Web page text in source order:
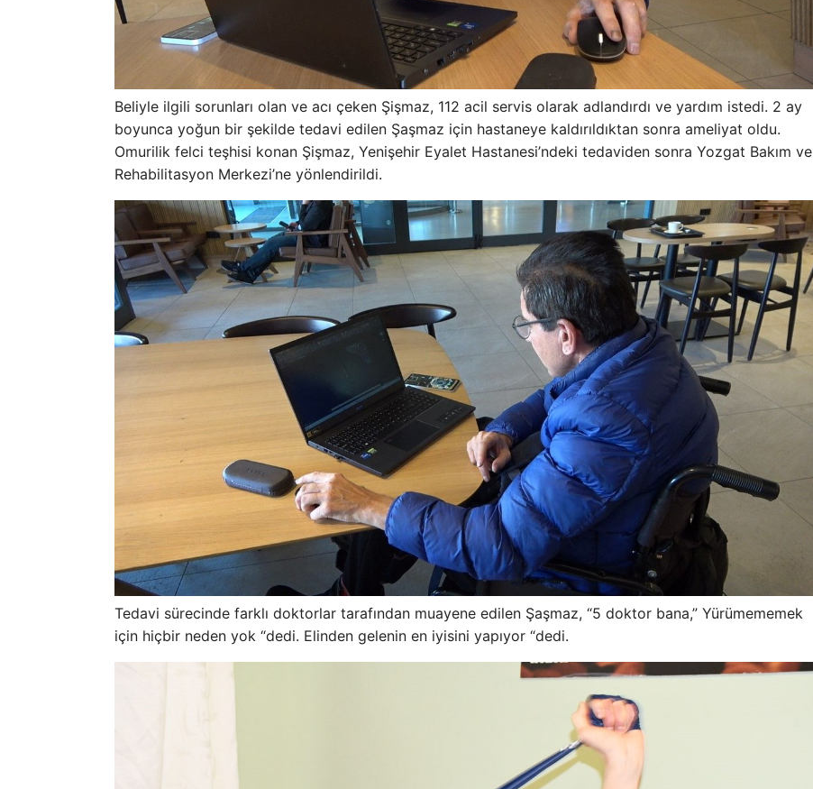
Beliyle ilgili sorunları olan ve acı çeken Şişmaz, 112 acil servis olarak adlandırdı ve yardım istedi. 2 ay
boyunca yoğun bir şekilde tedavi edilen Şaşmaz için hastaneye kaldırıldıktan sonra ameliyat oldu.
Omurilik felci teşhisi konan Şişmaz, Yenişehir Eyalet Hastanesi’ndeki tedaviden sonra Yozgat Bakım ve
Rehabilitasyon Merkezi’ne yönlendirildi.
Tedavi sürecinde farklı doktorlar tarafından muayene edilen Şaşmaz, “5 doktor bana,” Yürümememek
için hiçbir neden yok “dedi. Elinden gelenin en iyisini yapıyor “dedi.